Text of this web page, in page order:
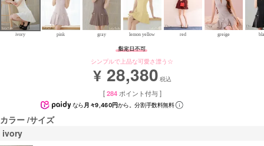
ivory pink gray lemon yellow red greige
シンプルで上品な可愛さ漂う☆
¥ 28,380 税込
[ 284 ポイント付与 ]
なら 月々9,460円から。分割手数料無料
カラー サイズ
ivory